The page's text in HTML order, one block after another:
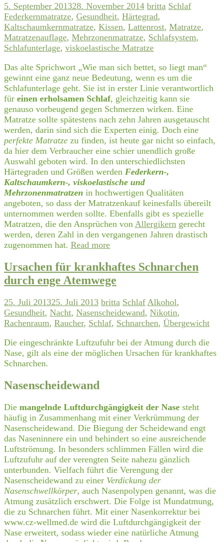
5. September 201328. November 2014 britta Schlaf
Federkernmatratze, Gesundheit, Härtegrad,
Kaltschaumkernmatratze, Kissen, Lattenrost, Matratze,
Matratzenauflage, Mehrzonenmatratze, Schlafsystem,
Schlafunterlage, viskoelastische Matratze
Das alte Sprichwort „Wie man sich bettet, so liegt man“
gewinnt eine ganz neue Bedeutung, wenn es um die
Schlafunterlage geht. Sie ist in erster Linie verantwortlich
für einen erholsamen Schlaf, gleichzeitig kann sie
genauso vorbeugend gegen Schmerzen wirken. Eine
Matratze sollte spätestens nach zehn Jahren ausgetauscht
werden, darin sind sich die Experten einig. Doch eine
perfekte Matratze zu finden, ist heute gar nicht so einfach,
da hier dem Verbraucher eine schier unendlich große
Auswahl geboten wird. In den unterschiedlichsten
Härtegraden und Größen werden Federkern-,
Kaltschaumkern-, viskoelastische und
Mehrzonenmatratzen in hochwertigen Qualitäten
angeboten, so dass der Matratzenkauf keinesfalls übereilt
unternommen werden sollte. Ebenfalls gibt es spezielle
Matratzen, die den Ansprüchen von Allergikern gerecht
werden, deren Zahl in den vergangenen Jahren drastisch
zugenommen hat. Read more
Ursachen für krankhaftes Schnarchen
durch enge Atemwege
25. Juli 201325. Juli 2013 britta Schlaf Alkohol,
Gesundheit, Nacht, Nasenscheidewand, Nikotin,
Rachenraum, Raucher, Schlaf, Schnarchen, Übergewicht
Die eingeschränkte Luftzufuhr bei der Atmung durch die
Nase, gilt als eine der möglichen Ursachen für krankhaftes
Schnarchen.
Nasenscheidewand
Die mangelnde Luftdurchgängigkeit der Nase steht
häufig in Zusammenhang mit einer Verkrümmung der
Nasenscheidewand. Die Biegung der Scheidewand engt
das Naseninnere ein und behindert so eine ausreichende
Luftströmung. In besonders schlimmen Fällen wird die
Luftzufuhr auf der verengten Seite nahezu gänzlich
unterbunden. Vielfach führt die Verengung der
Nasenscheidewand zu einer Verdickung der
Nasenschwellkörper, auch Nasenpolypen genannt, was die
Atmung zusätzlich erschwert. Die Folge ist Mundatmung,
die zu Schnarchen führt. Mit einer Nasenkorrektur bei
www.cz-wellmed.de wird die Luftdurchgängigkeit der
Nase erweitert, sodass wieder eine natürliche Atmung